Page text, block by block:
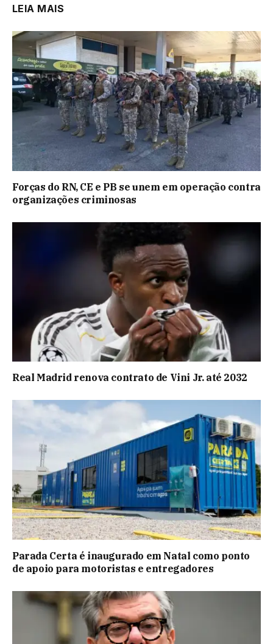
LEIA MAIS
Forças do RN, CE e PB se unem em operação contra
organizações criminosas
Real Madrid renova contrato de Vini Jr. até 2032
Parada Certa é inaugurado em Natal como ponto
de apoio para motoristas e entregadores